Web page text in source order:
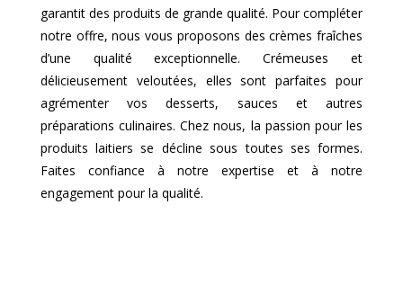
garantit des produits de grande qualité. Pour compléter
notre offre, nous vous proposons des crèmes fraîches
d’une qualité exceptionnelle. Crémeuses et
délicieusement veloutées, elles sont parfaites pour
agrémenter vos desserts, sauces et autres
préparations culinaires. Chez nous, la passion pour les
produits laitiers se décline sous toutes ses formes.
Faites confiance à notre expertise et à notre
engagement pour la qualité.